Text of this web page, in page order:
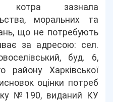
котра зазнала
моральних та
що не потребують
за адресою: сел.
буд. 6,
району Харківської
оцінки потреб
№190, виданий КУ